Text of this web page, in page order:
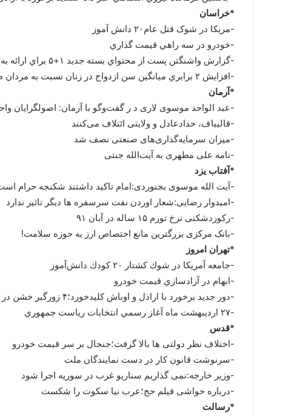
*خراسان
-مريکا در شوک قتل عام۲۰ دانش آموز
-خودرو در سه راهي قيمت گذاري
-گزارش واشنگتن پست از محتواي بسته جديد ۱+۵ براي ارائه به ايران
-افزايش ۲ برابري ميانگين سن ازدواج در زنان نسبت به مردان طي ۳۵ سال
*آرمان
-عبد الواحد موسوی لاری د ر گفت‌وگو با آرمان: اصولگرایان
-قالیباف، حدادعادل و ولایتی ائتلاف می‌کنند
-میزان سرمایه‌گذاری‌های صنعتی نصف شد
-نامه‌ علی مطهری به آیت‌الله جنتی
*آفتاب یزد
-آیت الله موسوی بجنوردی:امام تاکید داشتند شکنجه حرام
-امیدوار رضایی:شعار اوردن نفت سرسفره ها دیگر تاثیر ندارد
-رکوردشکنی نرخ تورم ۱۵ ساله در آبان ۹۱
-بانک مرکزی بزرگترین مانع اختصاص ارز به حوزه سلامت!
*تهران امروز
-جامعه آمريكا در شوك كشتار ۲۰ كودك دانش‌آموز
-ابهام در آزاد‌سازي قيمت خودرو
-دور جديد برخورد با اراذل و اوباش كليدخورد؛۴ زورگير خشن در تور ناجا
-۲۷ ارديبهشت ماه آغاز رسمي انتخابات رياست جمهوري
*قدس
-اختلاف نظر دولتی ها بالا گرفت؛جنجال بر سر قیمت خودرو
-سرنوشت قانون کار در دست نمایندگان ملت
-وزیر خارجه:نمی گذاریم سناریو غرب در سوریه اجرا شود
-درباره حواشی فیلم حج؛عرب نیا سکوت را شکست
*رسالت